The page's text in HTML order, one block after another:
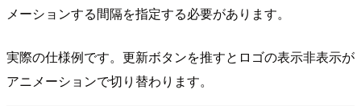
メーションする間隔を指定する必要があります。
実際の仕様例です。更新ボタンを推すとロゴの表示非表示が
アニメーションで切り替わります。